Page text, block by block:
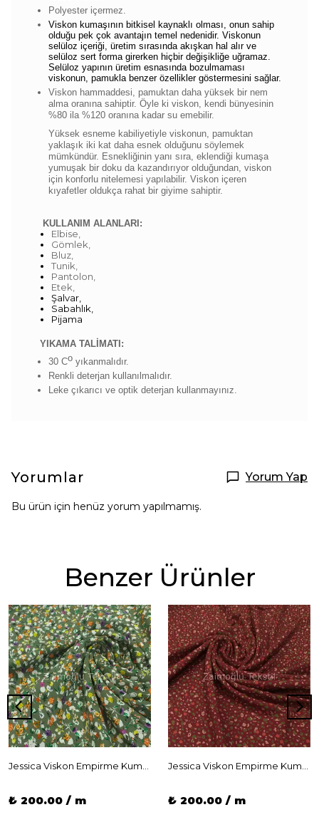
Polyester içermez.
Viskon kumaşının bitkisel kaynaklı olması, onun sahip
olduğu pek çok avantajın temel nedenidir. Viskonun
selüloz içeriği, üretim sırasında akışkan hal alır ve
selüloz sert forma girerken hiçbir değişikliğe uğramaz.
Selüloz yapının üretim esnasında bozulmaması
viskonun, pamukla benzer özellikler göstermesini sağlar.
Viskon hammaddesi, pamuktan daha yüksek bir nem
alma oranına sahiptir. Öyle ki viskon, kendi bünyesinin
%80 ila %120 oranına kadar su emebilir.
Yüksek esneme kabiliyetiyle viskonun, pamuktan
yaklaşık iki kat daha esnek olduğunu söylemek
mümkündür. Esnekliğinin yanı sıra, eklendiği kumaşa
yumuşak bir doku da kazandırıyor olduğundan, viskon
için konforlu nitelemesi yapılabilir. Viskon içeren
kıyafetler oldukça rahat bir giyime sahiptir.
KULLANIM ALANLARI:
Elbise,
Gömlek,
Bluz,
Tunik,
Pantolon,
Etek,
Şalvar,
Sabahlık,
Pijama
YIKAMA TALİMATI:
30 Co yıkanmalıdır.
Renkli deterjan kullanılmalıdır.
Leke çıkarıcı ve optik deterjan kullanmayınız.
Yorumlar Yorum Yap
Bu ürün için henüz yorum yapılmamış.
Benzer Ürünler
₺ 200.00 / m ₺ 200.00 / m